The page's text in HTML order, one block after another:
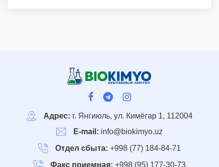
Адрес: г. Янгиюль, ул. Кимёгар 1, 112004
E-mail: info@biokimyo.uz
Отдел сбыта: +998 (77) 184-84-71
Факс приемная: +998 (95) 177-30-73